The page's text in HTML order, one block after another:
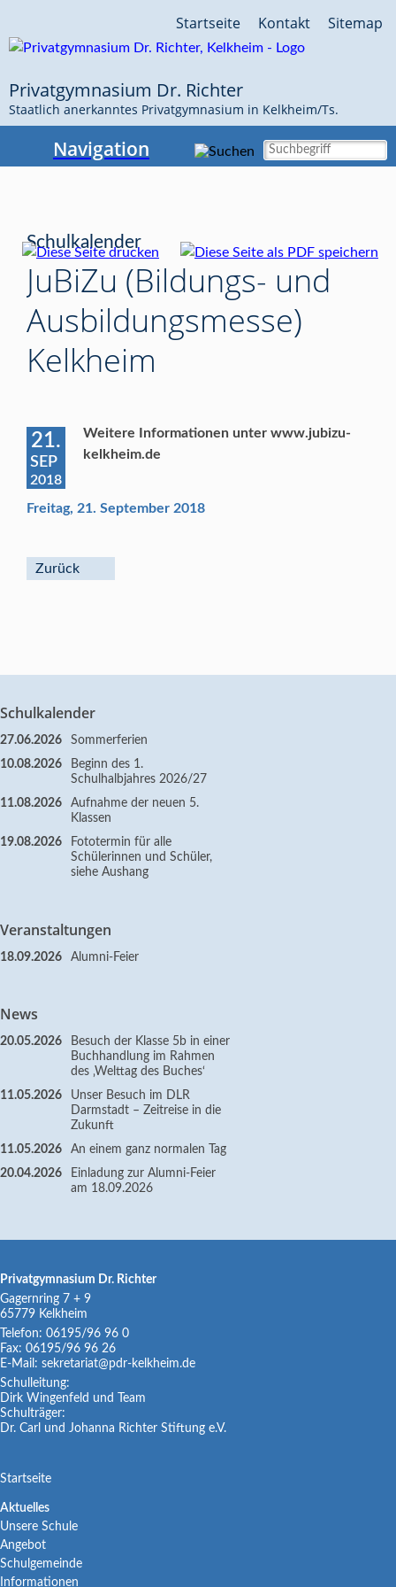
überspringen
Sitemap
Kontakt
Startseite
Privatgymnasium Dr. Richter
Staatlich anerkanntes Privatgymnasium in Kelkheim/Ts.
Navigation
Schulkalender
JuBiZu (Bildungs- und
Ausbildungsmesse)
Kelkheim
21.
SEP
2018
Weitere Informationen unter www.jubizu-
kelkheim.de
Freitag, 21. September 2018
Zurück
Schulkalender
27.06.2026
Sommerferien
10.08.2026
Beginn des 1.
Schulhalbjahres 2026/27
11.08.2026
Aufnahme der neuen 5.
Klassen
19.08.2026
Fototermin für alle
Schülerinnen und Schüler,
siehe Aushang
Veranstaltungen
18.09.2026 Alumni-Feier
News
20.05.2026
Besuch der Klasse 5b in einer
Buchhandlung im Rahmen
des ‚Welttag des Buches‘
11.05.2026
Unser Besuch im DLR
Darmstadt – Zeitreise in die
Zukunft
11.05.2026
An einem ganz normalen Tag
20.04.2026
Einladung zur Alumni-Feier
am 18.09.2026
Privatgymnasium Dr. Richter
Gagernring 7 + 9
65779 Kelkheim
Telefon: 06195/96 96 0
Fax: 06195/96 96 26
E-Mail: sekretariat@pdr-kelkheim.de
Schulleitung:
Dirk Wingenfeld und Team
Schulträger:
Dr. Carl und Johanna Richter Stiftung e.V.
Navigation
Startseite
Navigation
überspringen
Aktuelles
Unsere Schule
Angebot
Schulgemeinde
Informationen